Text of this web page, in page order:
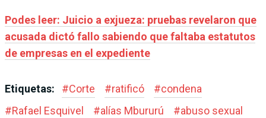
Podes leer: Juicio a exjueza: pruebas revelaron que
acusada dictó fallo sabiendo que faltaba estatutos
de empresas en el expediente
Etiquetas: #Corte #ratificó #condena
#Rafael Esquivel #alías Mbururú #abuso sexual